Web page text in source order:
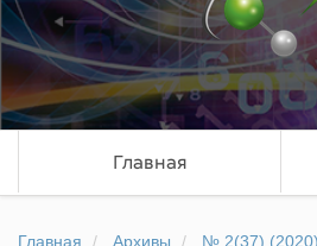
Главная
Главная Архивы № 2(37)